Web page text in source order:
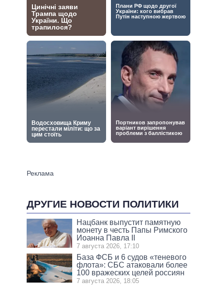
ДРУГИЕ НОВОСТИ ПОЛИТИКИ
Нацбанк выпустит памятную
монету в честь Папы Римского
Иоанна Павла II
7 августа 2026, 17:10
База ФСБ и 6 судов «теневого
флота»: СБС атаковали более
100 вражеских целей россиян
7 августа 2026, 18:05